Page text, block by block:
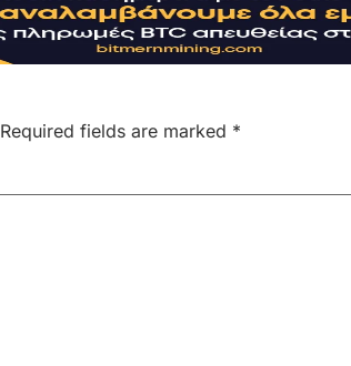
Required fields are marked *